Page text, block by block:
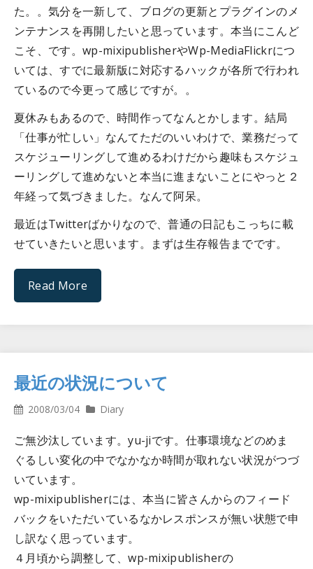
た。。気分を一新して、ブログの更新とプラグインのメ
ンテナンスを再開したいと思っています。本当にこんど
こそ、です。wp-mixipublisherやWp-MediaFlickrにつ
いては、すでに最新版に対応するハックが各所で行われ
ているので今更って感じですが。。
夏休みもあるので、時間作ってなんとかします。結局
「仕事が忙しい」なんてただのいいわけで、業務だって
スケジューリングして進めるわけだから趣味もスケジュ
ーリングして進めないと本当に進まないことにやっと２
年経って気づきました。なんて阿呆。
最近はTwitterばかりなので、普通の日記もこっちに載
せていきたいと思います。まずは生存報告までです。
Read More
最近の状況について
2008/03/04 Diary
ご無沙汰しています。yu-jiです。仕事環境などのめま
ぐるしい変化の中でなかなか時間が取れない状況がつづ
いています。
wp-mixipublisherには、本当に皆さんからのフィード
バックをいただいているなかレスポンスが無い状態で申
し訳なく思っています。
４月頃から調整して、wp-mixipublisherの